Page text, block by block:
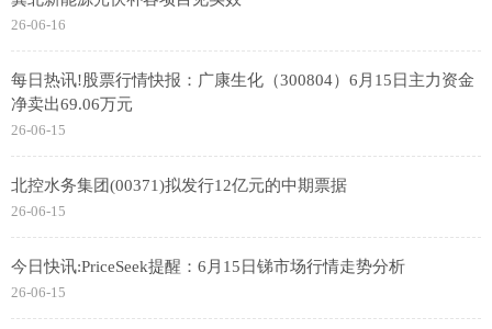
26-06-16
每日热讯!股票行情快报：广康生化（300804）6月15日主力资金
净卖出69.06万元
26-06-15
北控水务集团(00371)拟发行12亿元的中期票据
26-06-15
今日快讯:PriceSeek提醒：6月15日锑市场行情走势分析
26-06-15